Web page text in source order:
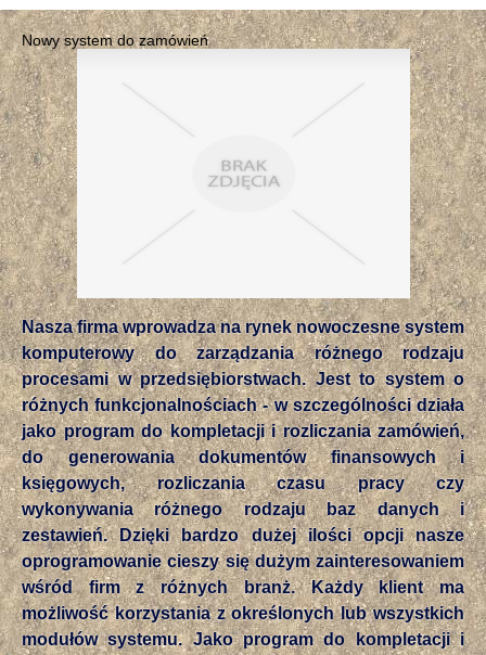
Nowy system do zamówień
Nasza firma wprowadza na rynek nowoczesne system
komputerowy do zarządzania różnego rodzaju
procesami w przedsiębiorstwach. Jest to system o
różnych funkcjonalnościach - w szczególności działa
jako program do kompletacji i rozliczania zamówień,
do generowania dokumentów finansowych i
księgowych, rozliczania czasu pracy czy
wykonywania różnego rodzaju baz danych i
zestawień. Dzięki bardzo dużej ilości opcji nasze
oprogramowanie cieszy się dużym zainteresowaniem
wśród firm z różnych branż. Każdy klient ma
możliwość korzystania z określonych lub wszystkich
modułów systemu. Jako program do kompletacji i